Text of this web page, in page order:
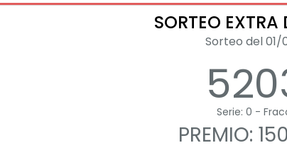
SORTEO EXTRA
Sorteo del 01/
Serie: 0 -
PREMIO: